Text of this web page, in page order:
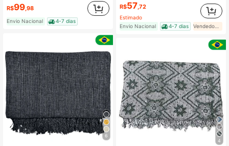
R$99,98
Envio Nacional 4-7 dias
6
R$57,72
Estimado
Envio Nacional
4-7 dias
4